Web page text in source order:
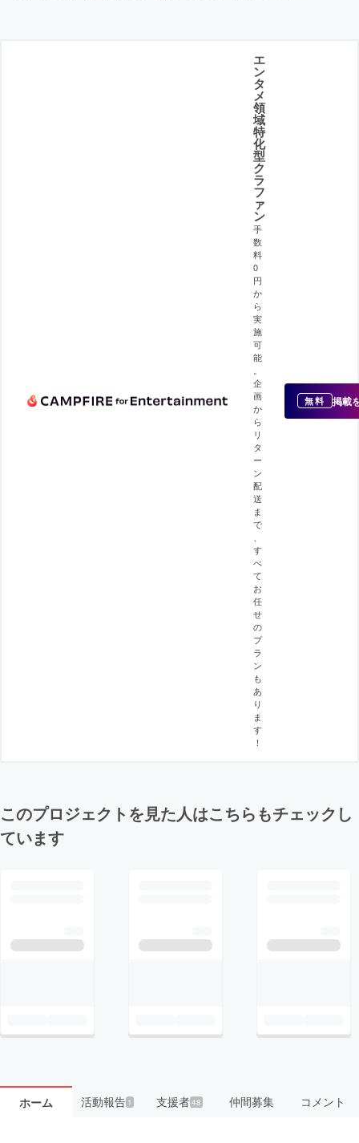
エ
ン
タ
メ
領
域
特
化
型
ク
ラ
フ
ァ
ン
手
数
料
0
円
か
ら
実
施
可
能
企
画
か
ら
リ
タ
ー
ン
配
送
ま
で
す
べ
て
お
任
せ
の
プ
ラ
ン
も
あ
り
ま
す
！
無料 掲載
このプロジェクトを見た人はこちらもチェックし
ています
ホーム 活動報告1 支援者48 仲間募集 コメント